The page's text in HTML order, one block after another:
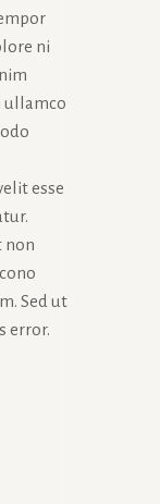
ni
ullamco
esse
non
Sed ut
error.